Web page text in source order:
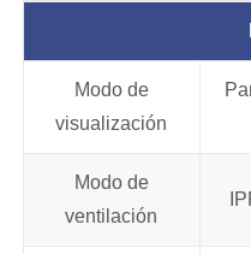
Modo de
visualización
Modo de
ventilación